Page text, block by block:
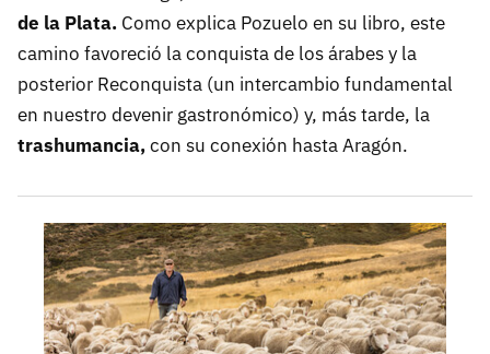
de la Plata. Como explica Pozuelo en su libro, este
camino favoreció la conquista de los árabes y la
posterior Reconquista (un intercambio fundamental
en nuestro devenir gastronómico) y, más tarde, la
trashumancia,con su conexión hasta Aragón.